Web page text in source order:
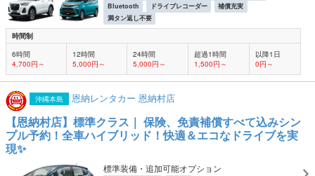
Bluetooth
ドライブレコーダー
補償充実
満タン返し不要
時間制
6時間
4,700円～
12時間
5,000円～
24時間
5,000円～
超過1時間
1,500円～
以降1日
0円～
沖縄本島 恩納レンタカー 恩納村店
【恩納村店】標準クラス｜ 保険、免責補償すべて込みシン
プル予約！全車ハイブリッド！快適＆エコなドライブを実
現✨
標準装備・追加可能オプション